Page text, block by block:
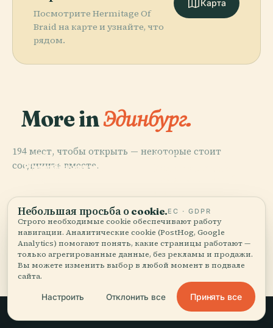
Посмотрите Hermitage Of
Braid на карте и узнайте, что
рядом.
Карта
More inЭдинбург.
194 мест, чтобы открыть — некоторые стоит
соединить вместе.
PLACE
Эдинбургский
PLACE
PLACE
Национальная
PLACE
Все 194 мест в городе Эдинбург
Небольшая просьба о cookie.ЕС · GDPR
Строго необходимые cookie обеспечивают работу
навигации. Аналитические cookie (PostHog, Google
Analytics) помогают понять, какие страницы работают —
только агрегированные данные, без рекламы и продажи.
Вы можете изменить выбор в любой момент в подвале
сайта.
Настроить Отклонить все Принять все